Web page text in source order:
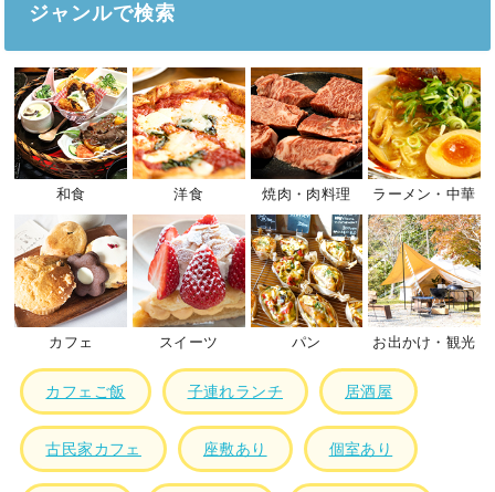
ジャンルで検索
和食 洋食 焼肉・肉料理 ラーメン・中華
カフェ スイーツ パン お出かけ・観光
カフェご飯 子連れランチ 居酒屋
古民家カフェ 座敷あり 個室あり